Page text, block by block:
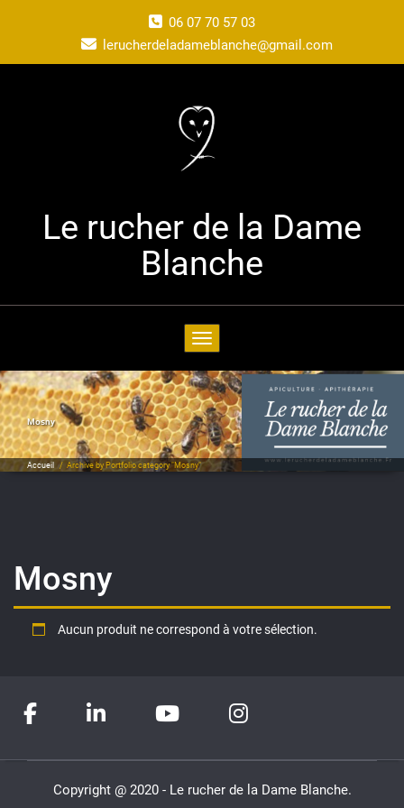
06 07 70 57 03
lerucherdeladameblanche@gmail.com
Le rucher de la Dame
Blanche
Toggle navigation
Mosny
Accueil / Archive by Portfolio category "Mosny"
Mosny
Aucun produit ne correspond à votre sélection.
Copyright @ 2020 - Le rucher de la Dame Blanche.